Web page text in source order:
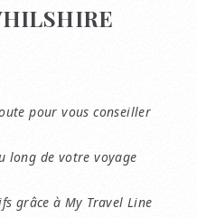
pour vous conseiller
long de votre voyage
grâce à My Travel Line